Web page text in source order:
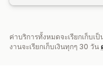
ค่าบริการทั้งหมดจะเรียกเก็บเ
งานจะเรียกเก็บเงินทุกๆ 30 วัน